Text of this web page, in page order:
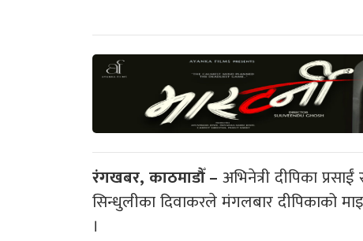
रंगखबर, काठमाडौँ – अभिनेत्री दीपिका
सिन्धुलीका दिवाकरले मंगलबार दीपिकाको
।